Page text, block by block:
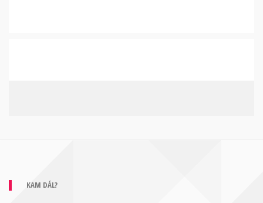
KAM DÁL?